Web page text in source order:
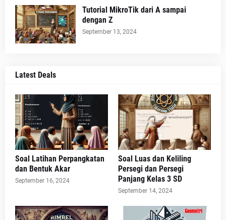
Tutorial MikroTik dari A sampai
dengan Z
September 13, 2024
Latest Deals
Soal Latihan Perpangkatan
dan Bentuk Akar
September 16, 2024
Soal Luas dan Keliling
Persegi dan Persegi
Panjang Kelas 3 SD
September 14, 2024